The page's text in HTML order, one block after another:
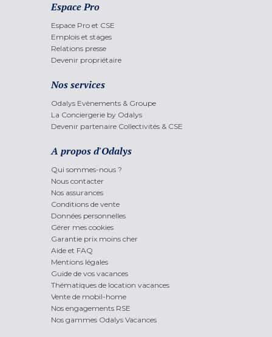
Espace Pro
Espace Pro et CSE
Emplois et stages
Relations presse
Devenir propriétaire
Nos services
Odalys Evènements & Groupe
La Conciergerie by Odalys
Devenir partenaire Collectivités & CSE
A propos d'Odalys
Qui sommes-nous ?
Nous contacter
Nos assurances
Conditions de vente
Données personnelles
Gérer mes cookies
Garantie prix moins cher
Aide et FAQ
Mentions légales
Guide de vos vacances
Thématiques de location vacances
Vente de mobil-home
Nos engagements RSE
Nos gammes Odalys Vacances